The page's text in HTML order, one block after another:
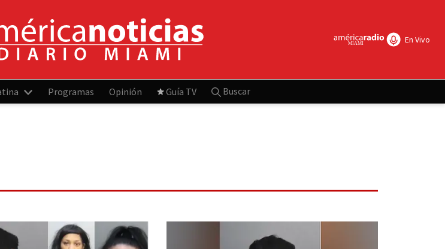
En Vivo
Programas Opinión Guía TV Buscar